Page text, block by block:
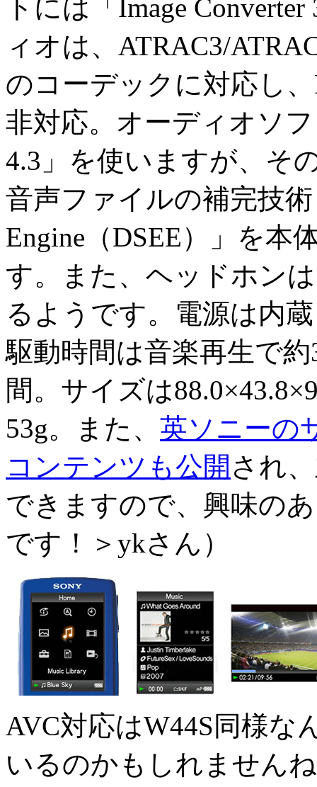
トには「Image
ィオは、ATRAC3/
のコーデックに対応し
非対応。オーディオソ
4.3」を使いますが、そ
音声ファイルの補完技術
Engine（DSEE）」を本
す。また、ヘッドホン
るようです。電源は内
駆動時間は音楽再生で
間。サイズは
53g。また、 英ソニーの
コンテンツも公開 され
できますので、興味の
です！＞ykさん）
AVC対応はW44S同様な
いるのかもしれません